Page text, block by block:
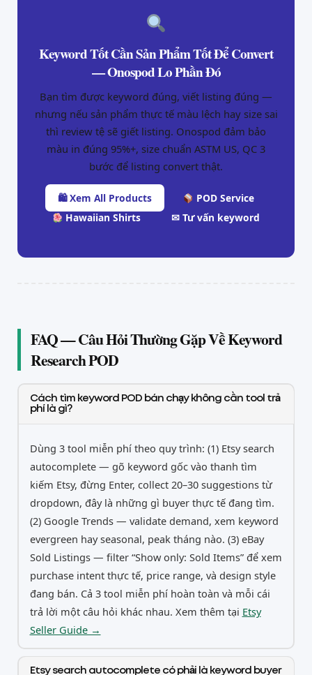
Keyword Tốt Cần Sản Phẩm Tốt Để Convert
— Onospod Lo Phần Đó
Bạn tìm được keyword đúng, viết listing đúng —
nhưng nếu sản phẩm thực tế màu lệch hay size sai
thì review tệ sẽ giết listing. Onospod đảm bảo
màu in đúng 95%+, size chuẩn ASTM US, QC 3
bước để listing convert thật.
🛍 Xem All Products
POD Service
Hawaiian Shirts
✉ Tư vấn keyword
FAQ — Câu Hỏi Thường Gặp Về Keyword
Research POD
Cách tìm keyword POD bán chạy không cần tool trả
phí là gì?
Dùng 3 tool miễn phí theo quy trình: (1) Etsy search
autocomplete — gõ keyword gốc vào thanh tìm
kiếm Etsy, đừng Enter, collect 20–30 suggestions từ
dropdown, đây là những gì buyer thực tế đang tìm.
(2) Google Trends — validate demand, xem keyword
evergreen hay seasonal, peak tháng nào. (3) eBay
Sold Listings — filter “Show only: Sold Items” để xem
purchase intent thực tế, price range, và design style
đang bán. Cả 3 tool miễn phí hoàn toàn và mỗi cái
trả lời một câu hỏi khác nhau. Xem thêm tại Etsy
Seller Guide →
Etsy search autocomplete có phải là keyword buyer